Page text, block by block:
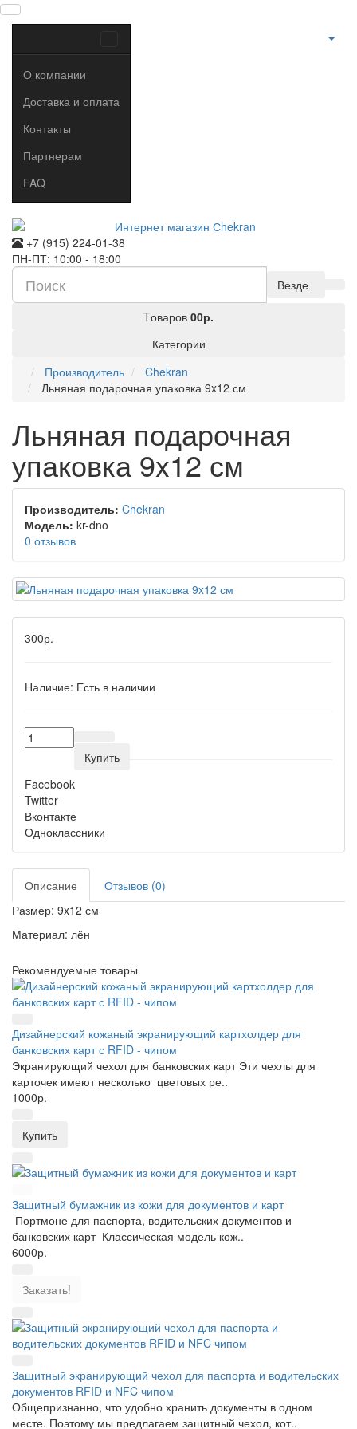
О компании
Доставка и оплата
Контакты
Партнерам
FAQ
+7 (915) 224-01-38
ПН-ПТ: 10:00 - 18:00
Везде
Tоваров 00р.
Категории
Производитель
Chekran
Льняная подарочная упаковка 9x12 см
Льняная подарочная
упаковка 9x12 см
Производитель: Chekran
Модель: kr-dno
0 отзывов
300р.
Наличие: Есть в наличии
Купить
Facebook
Twitter
Вконтакте
Одноклассники
Описание
Отзывов (0)
Размер: 9x12 см
Материал: лён
Рекомендуемые товары
Дизайнерский кожаный экранирующий картхолдер для
банковских карт с RFID - чипом
Экранирующий чехол для банковских карт Эти чехлы для
карточек имеют несколько цветовых ре..
1000р.
Купить
Защитный бумажник из кожи для документов и карт
Портмоне для паспорта, водительских документов и
банковских карт Классическая модель кож..
6000р.
Заказать!
Защитный экранирующий чехол для паспорта и водительских
документов RFID и NFC чипом
Общепризнанно, что удобно хранить документы в одном
месте. Поэтому мы предлагаем защитный чехол, кот..